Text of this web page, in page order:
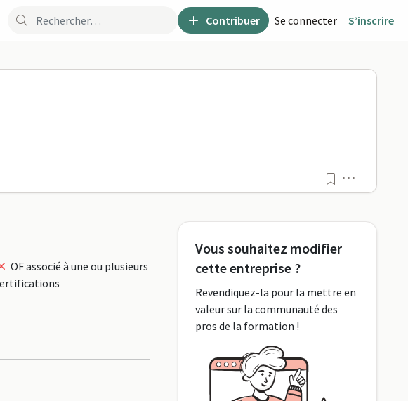
Contribuer Se connecter S’inscrire
FormaPro
OF associé à une ou plusieurs
Vous souhaitez modifier
cette entreprise ?
Revendiquez-la pour la mettre en
valeur sur la communauté des
pros de la formation !